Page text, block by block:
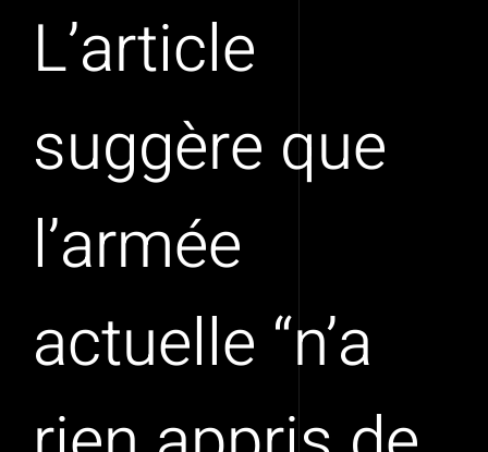
L’article
suggère que
l’armée
actuelle “n’a